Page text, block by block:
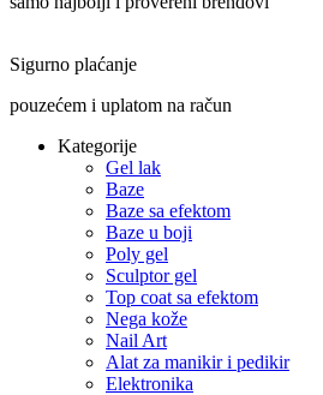
Sigurno plaćanje
pouzećem i uplatom na račun
Kategorije
Gel lak
Baze
Baze sa efektom
Baze u boji
Poly gel
Sculptor gel
Top coat sa efektom
Nega kože
Nail Art
Alat za manikir i pedikir
Elektronika